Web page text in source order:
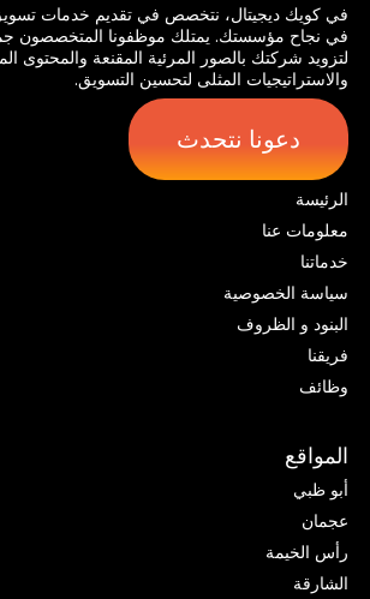
في كويك ديجيتال، نتخصص في تقديم خدمات
في نجاح مؤسستك. يمتلك موظفونا المتخصصون
لتزويد شركتك بالصور المرئية المقنعة والمحتوى
والاستراتيجيات المثلى لتحسين التسويق.
دعونا نتحدث
الرئيسة
معلومات عنا
خدماتنا
سياسة الخصوصية
البنود و الظروف
فريقنا
وظائف
المواقع
أبو ظبي
عجمان
رأس الخيمة
الشارقة